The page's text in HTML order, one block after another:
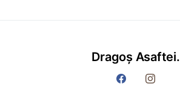
Dragoș Asaftei.